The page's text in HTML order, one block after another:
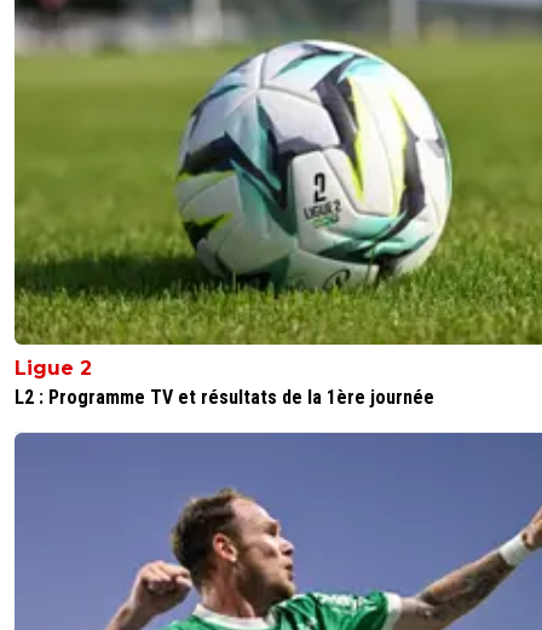
Ligue 2
L2 : Programme TV et résultats de la 1ère journée